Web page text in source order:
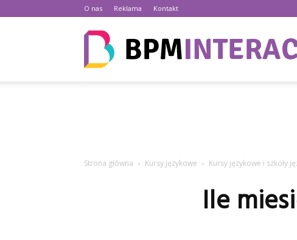
O nas Reklama Kontakt
Strona główna Kursy językowe Kursy językowe i szkoły
Ile